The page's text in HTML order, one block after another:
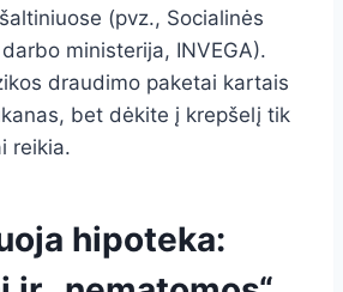
(pvz., Socialinės
ministerija, INVEGA).
draudimo paketai kartais
bet dėkite į krepšelį tik
reikia.
hipoteka: